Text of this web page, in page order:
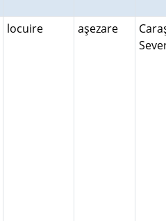
locuire aşezare